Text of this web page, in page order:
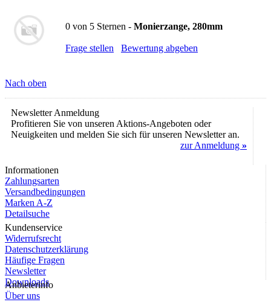
0 von 5 Sternen - Monierzange, 280mm
Frage stellen Bewertung abgeben
Nach oben
Newsletter Anmeldung
Profitieren Sie von unseren Aktions-Angeboten oder
Neuigkeiten und melden Sie sich für unseren Newsletter an.
zur Anmeldung »
Informationen
Zahlungsarten
Versandbedingungen
Marken A-Z
Detailsuche
Kundenservice
Widerrufsrecht
Datenschutzerklärung
Häufige Fragen
Newsletter
Downloads
Anbieterinfo
Über uns